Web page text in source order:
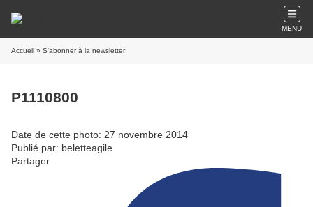
MENU
Accueil » S'abonner à la newsletter
P1110800
Date de cette photo: 27 novembre 2014
Publié par: beletteagile
Partager